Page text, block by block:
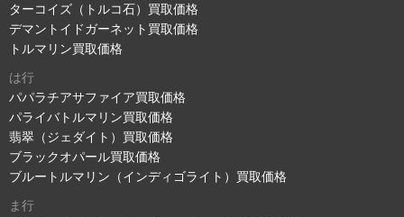
ターコイズ（トルコ石）買取価格
デマントイドガーネット買取価格
トルマリン買取価格
は行
パパラチアサファイア買取価格
パライバトルマリン買取価格
翡翠（ジェダイト）買取価格
ブラックオパール買取価格
ブルートルマリン（インディゴライト）買取価格
ま行